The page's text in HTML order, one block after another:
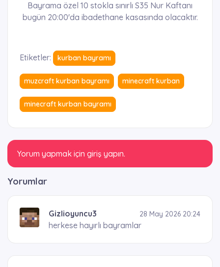
Bayrama özel 10 stokla sınırlı S35 Nur Kaftanı
bugün 20:00'da ibadethane kasasında olacaktır.
Etiketler: kurban bayramı
muzcraft kurban bayramı minecraft kurban
minecraft kurban bayramı
Yorum yapmak için giriş yapın.
Yorumlar
Gizlioyuncu3 28 May 2026 20:24
herkese hayırlı bayramlar